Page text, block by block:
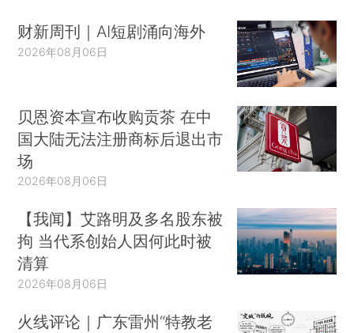
财新周刊｜AI短剧涌向海外
2026年08月06日
贝恩资本宣布收购贡茶 在中
国大陆无法注册商标后退出市
场
2026年08月06日
【我闻】艾路明及多名股东被
拘 当代系创始人因何此时被
清算
2026年08月06日
火线评论｜广东雷州“特教老